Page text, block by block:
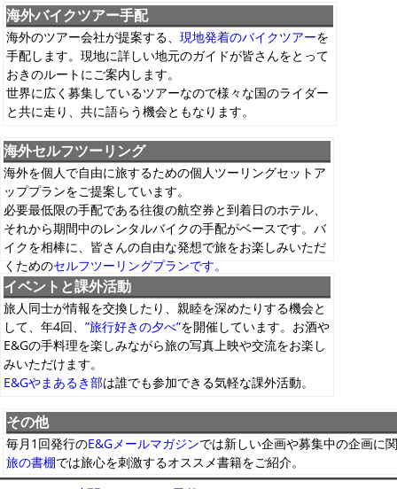
海外バイクツアー手配
海外のツアー会社が提案する、 現地発着のバイクツアーを
手配します。現地に詳しい地元のガイドが皆さんをとって
おきのルートにご案内します。
世界に広く募集しているツアーなので様々な国のライダー
と共に走り、共に語らう機会ともなります。
海外セルフツーリング
海外を個人で自由に旅するための個人ツーリングセットア
ッププランをご提案しています。
必要最低限の手配である往復の航空券と到着日のホテル、
それから期間中のレンタルバイクの手配がベースです。バ
イクを相棒に、皆さんの自由な発想で旅をお楽しみいただ
くためのセルフツーリングプランです。
イベントと課外活動
旅人同士が情報を交換したり、親睦を深めたりする機会と
して、年4回、 ”旅行好きの夕べ”を開催しています。お酒や
E&Gの手料理を楽しみながら旅の写真上映や交流をお楽し
みいただけます。
E&Gやまあるき部は誰でも参加できる気軽な課外活動。
その他
毎月1回発行のE&Gメールマガジンでは新しい企画や募集中の企画に
旅の書棚では旅心を刺激するオススメ書籍をご紹介。